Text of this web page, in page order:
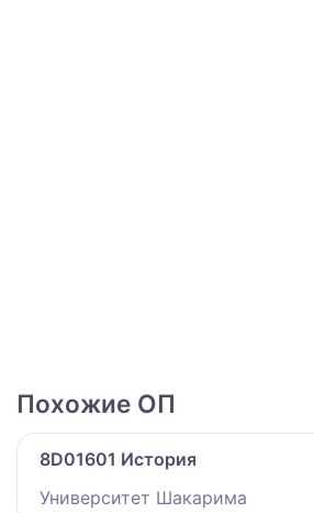
Похожие ОП
8D01601 История
Университет Шакарима